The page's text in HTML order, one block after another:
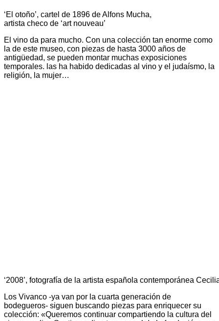
‘El otoño’, cartel de 1896 de Alfons Mucha,
artista checo de ‘art nouveau’
El vino da para mucho. Con una colección tan enorme como
la de este museo, con piezas de hasta 3000 años de
antigüedad, se pueden montar muchas exposiciones
temporales. las ha habido dedicadas al vino y el judaísmo, la
religión, la mujer…
‘2008’, fotografía de la artista española contemporánea
Los Vivanco -ya van por la cuarta generación de
bodegueros- siguen buscando piezas para enriquecer su
colección: «Queremos continuar compartiendo la cultura del